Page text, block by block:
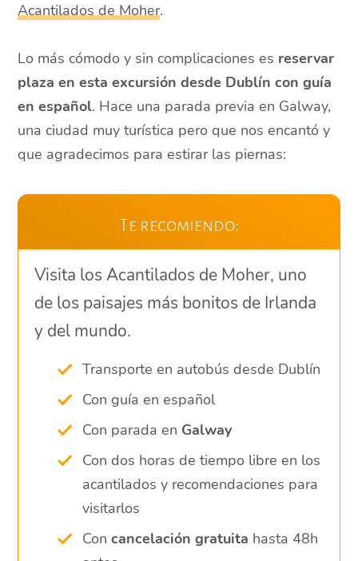
Acantilados de Moher.
Lo más cómodo y sin complicaciones es reservar
plaza en esta excursión desde Dublín con guía
en español. Hace una parada previa en Galway,
una ciudad muy turística pero que nos encantó y
que agradecimos para estirar las piernas:
Te recomiendo:
Visita los Acantilados de Moher, uno
de los paisajes más bonitos de Irlanda
y del mundo.
Transporte en autobús desde Dublín
Con guía en español
Con parada en Galway
Con dos horas de tiempo libre en los
acantilados y recomendaciones para
visitarlos
Con cancelación gratuita hasta 48h